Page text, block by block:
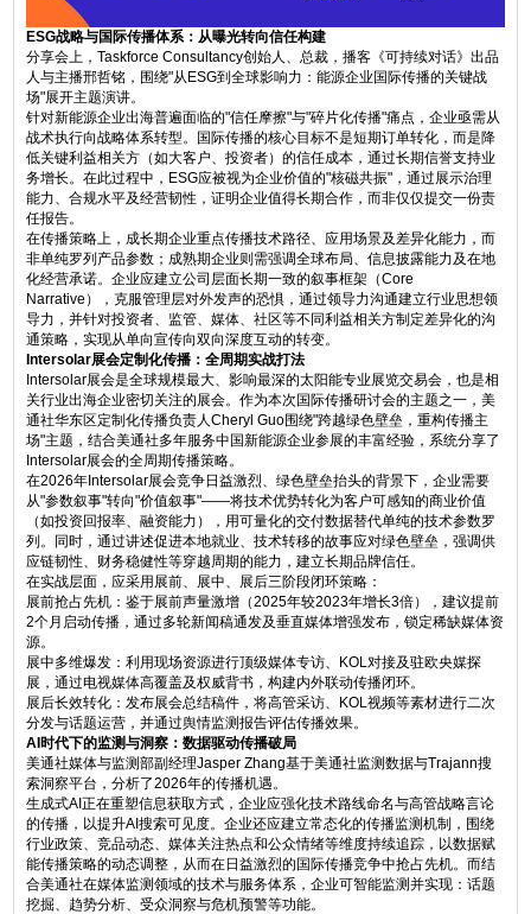
ESG战略与国际传播体系：从曝光转向信任构建
分享会上，Taskforce Consultancy创始人、总裁，播客《可持续对话》出品
人与主播邢哲铭，围绕"从ESG到全球影响力：能源企业国际传播的关键战
场"展开主题演讲。
针对新能源企业出海普遍面临的"信任摩擦"与"碎片化传播"痛点，企业亟需从
战术执行向战略体系转型。国际传播的核心目标不是短期订单转化，而是降
低关键利益相关方（如大客户、投资者）的信任成本，通过长期信誉支持业
务增长。在此过程中，ESG应被视为企业价值的"核磁共振"，通过展示治理
能力、合规水平及经营韧性，证明企业值得长期合作，而非仅仅提交一份责
任报告。
在传播策略上，成长期企业重点传播技术路径、应用场景及差异化能力，而
非单纯罗列产品参数；成熟期企业则需强调全球布局、信息披露能力及在地
化经营承诺。企业应建立公司层面长期一致的叙事框架（Core
Narrative），克服管理层对外发声的恐惧，通过领导力沟通建立行业思想领
导力，并针对投资者、监管、媒体、社区等不同利益相关方制定差异化的沟
通策略，实现从单向宣传向双向深度互动的转变。
Intersolar展会定制化传播：全周期实战打法
Intersolar展会是全球规模最大、影响最深的太阳能专业展览交易会，也是相
关行业出海企业密切关注的展会。作为本次国际传播研讨会的主题之一，美
通社华东区定制化传播负责人Cheryl Guo围绕"跨越绿色壁垒，重构传播主
场"主题，结合美通社多年服务中国新能源企业参展的丰富经验，系统分享了
Intersolar展会的全周期传播策略。
在2026年Intersolar展会竞争日益激烈、绿色壁垒抬头的背景下，企业需要
从"参数叙事"转向"价值叙事"——将技术优势转化为客户可感知的商业价值
（如投资回报率、融资能力），用可量化的交付数据替代单纯的技术参数罗
列。同时，通过讲述促进本地就业、技术转移的故事应对绿色壁垒，强调供
应链韧性、财务稳健性等穿越周期的能力，建立长期品牌信任。
在实战层面，应采用展前、展中、展后三阶段闭环策略：
展前抢占先机：鉴于展前声量激增（2025年较2023年增长3倍），建议提前
2个月启动传播，通过多轮新闻稿通发及垂直媒体增强发布，锁定稀缺媒体资
源。
展中多维爆发：利用现场资源进行顶级媒体专访、KOL对接及驻欧央媒探
展，通过电视媒体高覆盖及权威背书，构建内外联动传播闭环。
展后长效转化：发布展会总结稿件，将高管采访、KOL视频等素材进行二次
分发与话题运营，并通过舆情监测报告评估传播效果。
AI时代下的监测与洞察：数据驱动传播破局
美通社媒体与监测部副经理Jasper Zhang基于美通社监测数据与Trajann搜
索洞察平台，分析了2026年的传播机遇。
生成式AI正在重塑信息获取方式，企业应强化技术路线命名与高管战略言论
的传播，以提升AI搜索可见度。企业还应建立常态化的传播监测机制，围绕
行业政策、竞品动态、媒体关注热点和公众情绪等维度持续追踪，以数据赋
能传播策略的动态调整，从而在日益激烈的国际传播竞争中抢占先机。而结
合美通社在媒体监测领域的技术与服务体系，企业可智能监测并实现：话题
挖掘、趋势分析、受众洞察与危机预警等功能。